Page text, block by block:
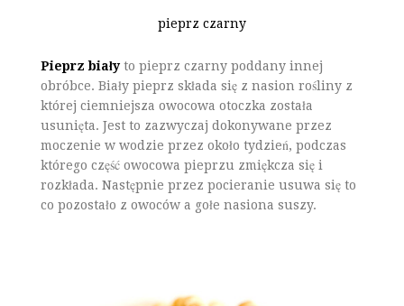
pieprz czarny
Pieprz białyto pieprz czarny poddany innej
obróbce. Biały pieprz składa się z nasion rośliny z
której ciemniejsza owocowa otoczka została
usunięta. Jest to zazwyczaj dokonywane przez
moczenie w wodzie przez około tydzień, podczas
którego część owocowa pieprzu zmiękcza się i
rozkłada. Następnie przez pocieranie usuwa się to
co pozostało z owoców a gołe nasiona suszy.